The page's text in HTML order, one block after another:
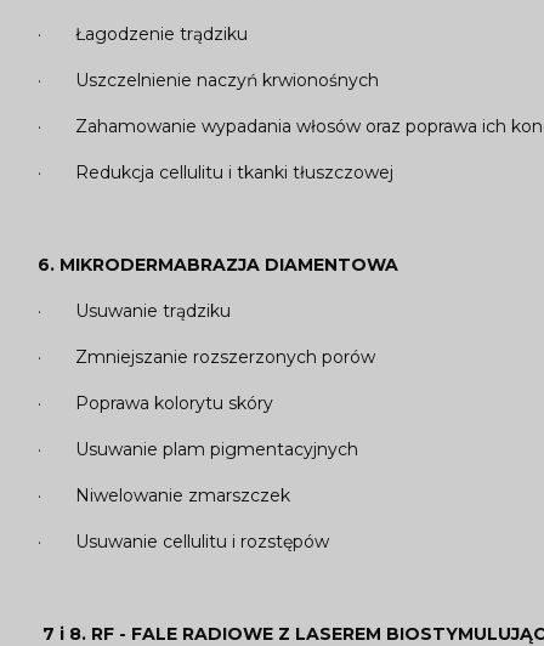
· Łagodzenie trądziku
· Uszczelnienie naczyń krwionośnych
· Zahamowanie wypadania włosów oraz poprawa ich
· Redukcja cellulitu i tkanki tłuszczowej
6. MIKRODERMABRAZJA DIAMENTOWA
· Usuwanie trądziku
· Zmniejszanie rozszerzonych porów
· Poprawa kolorytu skóry
· Usuwanie plam pigmentacyjnych
· Niwelowanie zmarszczek
· Usuwanie cellulitu i rozstępów
7 i 8. RF - FALE RADIOWE Z LASEREM